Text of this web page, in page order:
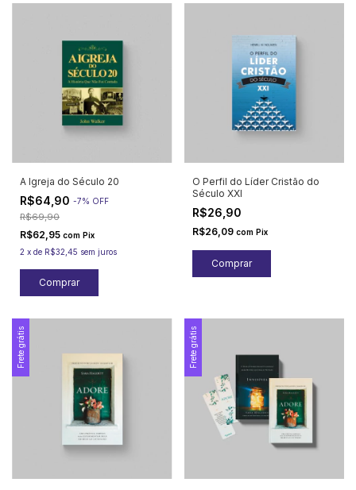
A Igreja do Século 20
R$64,90 -7% OFF
R$69,90
R$62,95 com Pix
2 x de R$32,45 sem juros
O Perfil do Líder Cristão do
Século XXI
R$26,90
R$26,09 com Pix
Frete grátis Frete grátis